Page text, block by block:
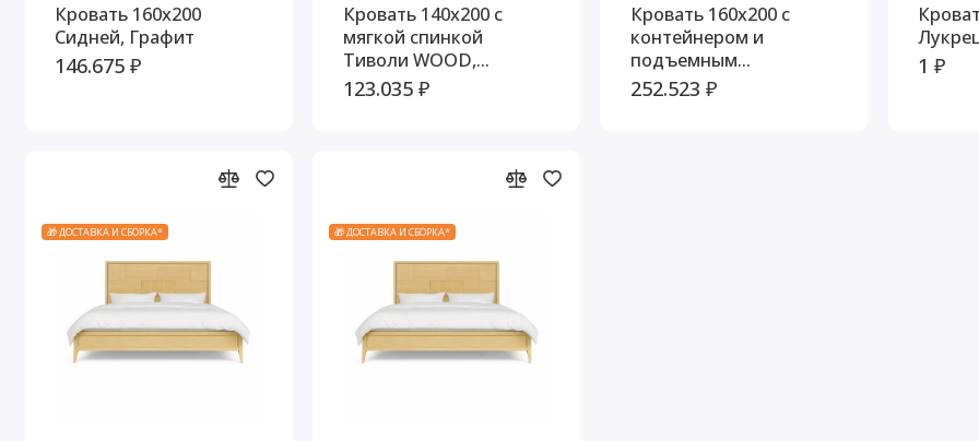
Кровать 160x200
Сидней, Графит
146.675 ₽
Кровать 140x200 с
мягкой спинкой
Тиволи WOOD,
Черный/Ясень
123.035 ₽
Кровать 160x200 с
контейнером и
подъемным
механизмом Тиволи
252.523 ₽
1 ₽
🎁 ДОСТАВКА И СБОРКА* 🎁 ДОСТАВКА И СБОРКА*